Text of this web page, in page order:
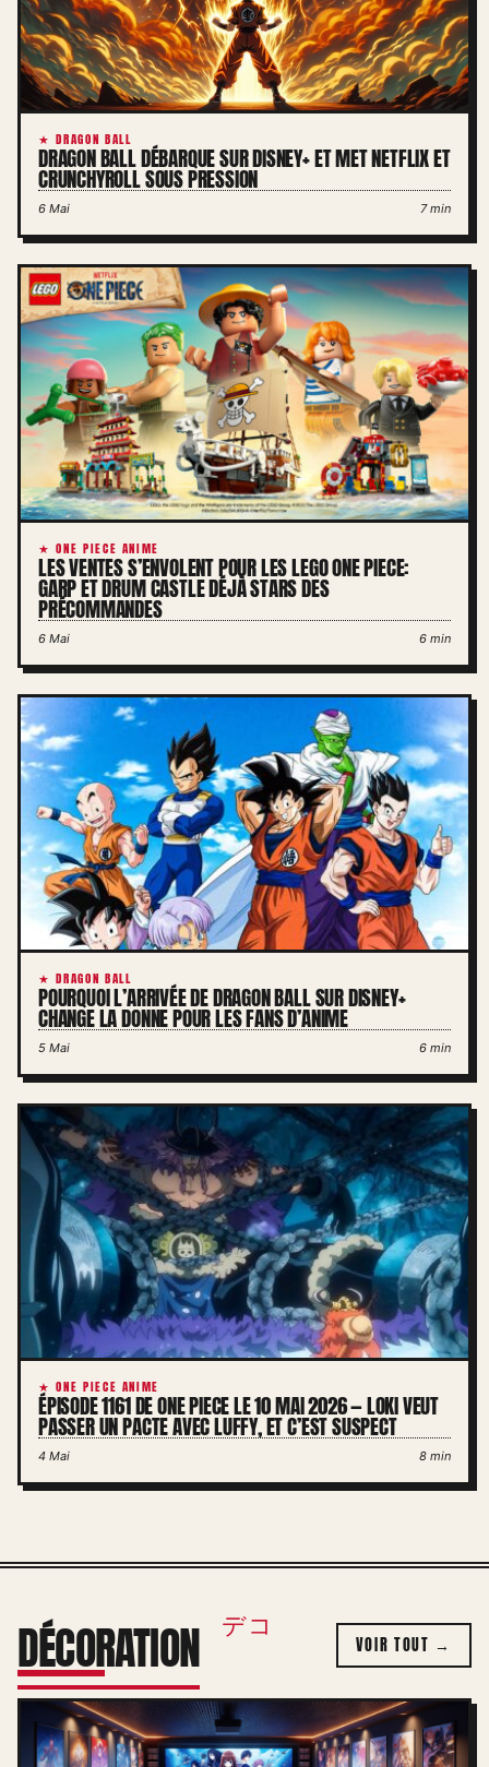
★ DRAGON BALL
DRAGON BALL DÉBARQUE SUR DISNEY+ ET MET NETFLIX ET
CRUNCHYROLL SOUS PRESSION
6 Mai 7 min
★ ONE PIECE ANIME
LES VENTES S’ENVOLENT POUR LES LEGO ONE PIECE:
GARP ET DRUM CASTLE DÉJÀ STARS DES
PRÉCOMMANDES
6 Mai 6 min
★ DRAGON BALL
POURQUOI L’ARRIVÉE DE DRAGON BALL SUR DISNEY+
CHANGE LA DONNE POUR LES FANS D’ANIME
5 Mai 6 min
★ ONE PIECE ANIME
ÉPISODE 1161 DE ONE PIECE LE 10 MAI 2026 — LOKI VEUT
PASSER UN PACTE AVEC LUFFY, ET C’EST SUSPECT
4 Mai 8 min
DÉCORATION デコ
VOIR TOUT →